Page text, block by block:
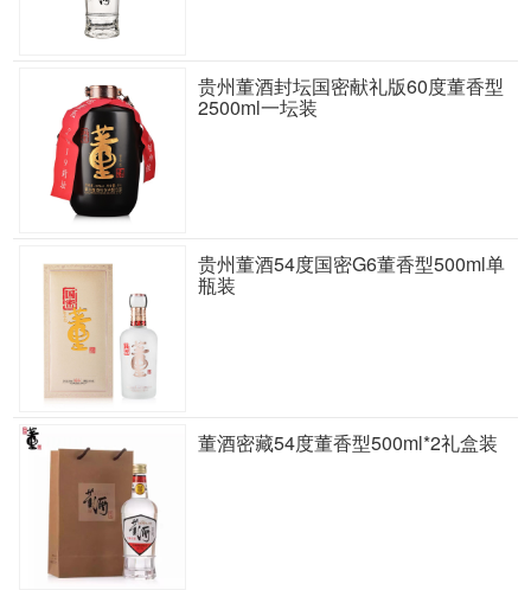
贵州董酒封坛国密献礼版60度董香型
2500ml一坛装
贵州董酒54度国密G6董香型500ml单
瓶装
董酒密藏54度董香型500ml*2礼盒装